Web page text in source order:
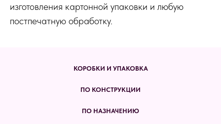
изготовления картонной упаковки и любую
постпечатную обработку.
КОРОБКИ И УПАКОВКА
ПО КОНСТРУКЦИИ
ПО НАЗНАЧЕНИЮ